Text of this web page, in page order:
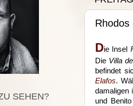
Rhodos
Die Insel
Die Villa
befindet
Elafos.
damaligen
und
SEHEN?